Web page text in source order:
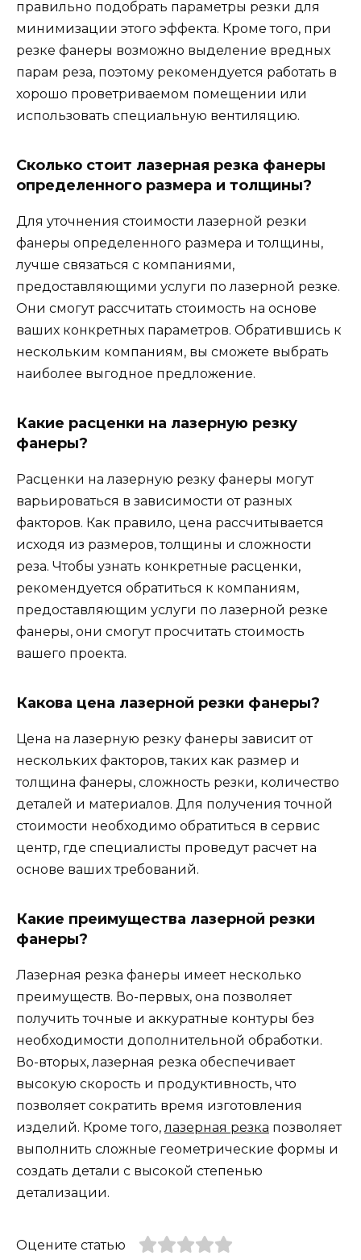
правильно подобрать параметры резки для
минимизации этого эффекта. Кроме того, при
резке фанеры возможно выделение вредных
парам реза, поэтому рекомендуется работать в
хорошо проветриваемом помещении или
использовать специальную вентиляцию.
Сколько стоит лазерная резка фанеры
определенного размера и толщины?
Для уточнения стоимости лазерной резки
фанеры определенного размера и толщины,
лучше связаться с компаниями,
предоставляющими услуги по лазерной резке.
Они смогут рассчитать стоимость на основе
ваших конкретных параметров. Обратившись к
нескольким компаниям, вы сможете выбрать
наиболее выгодное предложение.
Какие расценки на лазерную резку
фанеры?
Расценки на лазерную резку фанеры могут
варьироваться в зависимости от разных
факторов. Как правило, цена рассчитывается
исходя из размеров, толщины и сложности
реза. Чтобы узнать конкретные расценки,
рекомендуется обратиться к компаниям,
предоставляющим услуги по лазерной резке
фанеры, они смогут просчитать стоимость
вашего проекта.
Какова цена лазерной резки фанеры?
Цена на лазерную резку фанеры зависит от
нескольких факторов, таких как размер и
толщина фанеры, сложность резки, количество
деталей и материалов. Для получения точной
стоимости необходимо обратиться в сервис
центр, где специалисты проведут расчет на
основе ваших требований.
Какие преимущества лазерной резки
фанеры?
Лазерная резка фанеры имеет несколько
преимуществ. Во-первых, она позволяет
получить точные и аккуратные контуры без
необходимости дополнительной обработки.
Во-вторых, лазерная резка обеспечивает
высокую скорость и продуктивность, что
позволяет сократить время изготовления
изделий. Кроме того,лазерная резка позволяет
выполнить сложные геометрические формы и
создать детали с высокой степенью
детализации.
Оцените статью